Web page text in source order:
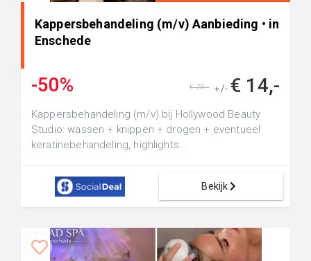
Kappersbehandeling (m/v) Aanbieding • in
Enschede
-50% +/- € 14,-
€ 28,-
Kappersbehandeling (m/v) bij Hollywood Beauty
Studio: wassen + knippen + drogen + eventueel
keratinebehandeling, highlights...
Bekijk